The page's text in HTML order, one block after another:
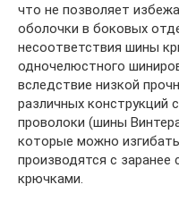
что не позволяет
оболочки в боковых
несоответствия шины
одночелюстного
вследствие низкой
различных конструкций
проволоки (шины
которые можно
производятся с
крючками.